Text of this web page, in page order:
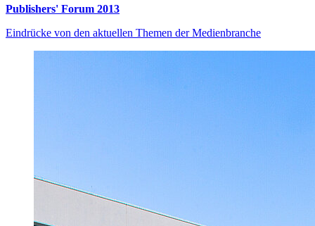
Publishers' Forum 2013
Eindrücke von den aktuellen Themen der Medienbranche